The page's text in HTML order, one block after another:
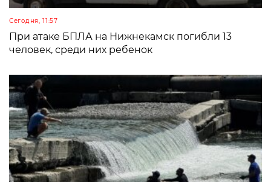
Сегодня, 11:57
При атаке БПЛА на Нижнекамск погибли 13
человек, среди них ребенок